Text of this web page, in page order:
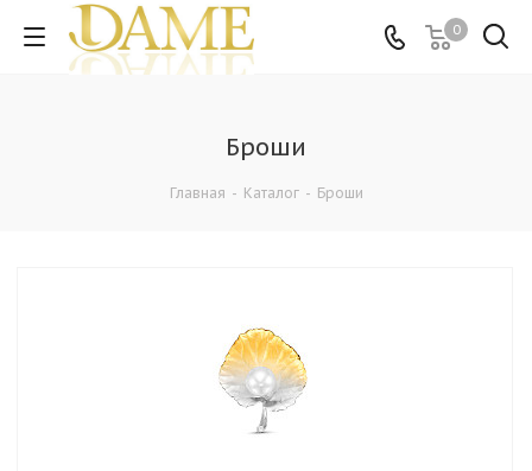
0
Броши
Главная - Каталог - Броши